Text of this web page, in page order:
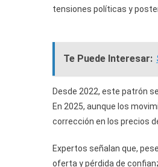
tensiones políticas y
Te Puede Interesar:
Desde 2022, este patrón
En 2025, aunque los
corrección en los precios
Expertos señalan que,
oferta y pérdida de